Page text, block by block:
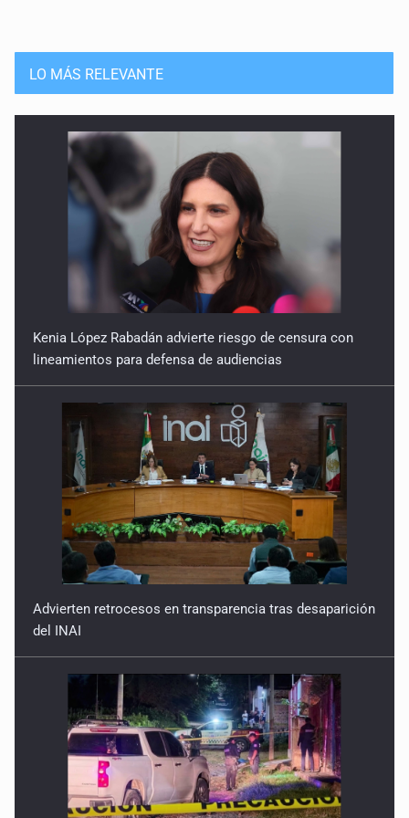
LO MÁS RELEVANTE
Kenia López Rabadán advierte riesgo de censura con
lineamientos para defensa de audiencias
Advierten retrocesos en transparencia tras desaparición
del INAI